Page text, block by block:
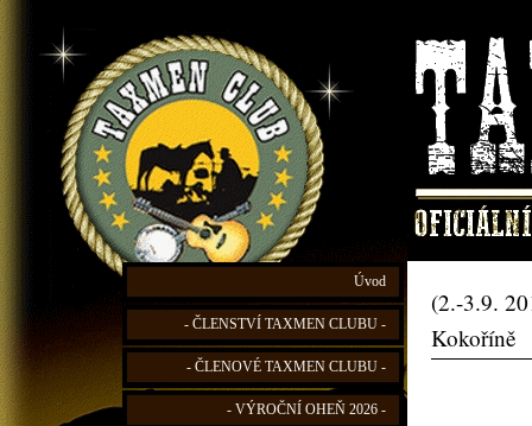
Úvod
- ČLENSTVÍ TAXMEN CLUBU -
- ČLENOVÉ TAXMEN CLUBU -
- VÝROČNÍ OHEŇ 2026 -
(2.-3.9.
Kokoříně